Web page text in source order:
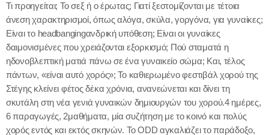
CONTACTS
DEDICATIONS
PODCASTS
CHARTS
Τι προηγείται; Το σεξ ή ο έρωτας; Γιατί ξεστομίζονται με τέτοια
άνεση χαρακτηρισμοί, όπως αλόγα, σκύλα, γοργόνα, για γυναίκες;
Είναι το headbangingανδρική υπόθεση; Είναι οι γυναίκες
δαιμονισμένες που χρειάζονται εξορκισμό; Πού σταματά η
ηδονοβλεπτική ματιά πάνω σε ένα γυναικείο σώμα; Και, τέλος
πάντων, «είναι αυτό χορός»; Το καθιερωμένο φεστιβάλ χορού της
Στέγης κλείνει φέτος δέκα χρόνια, ανανεώνεται και δίνει τη
σκυτάλη στη νέα γενιά γυναικών δημιουργών του χορού.4 ημέρες,
6 παραγωγές, 2μαθήματα, μία συζήτηση με το κοινό και πολύς
χορός εντός και εκτός σκηνών. Το ODD αγκαλιάζει το παράδοξο,